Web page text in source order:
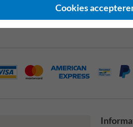
Cookies